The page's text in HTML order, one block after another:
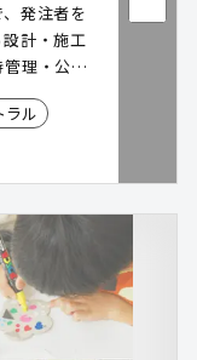
発注者を
計・施工
理・公共
業の立ち
、ライフ
質・工
ラル